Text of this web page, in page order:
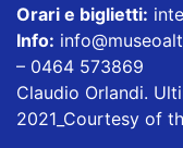
Orari e biglietti:
Info:
– 0464 573869
Claudio Orlandi.
2021_Courtesy of